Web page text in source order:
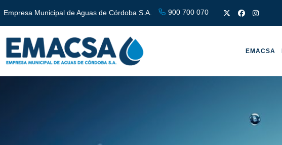
Empresa Municipal de Aguas de Córdoba S.A. 900 700 070
EMACSA